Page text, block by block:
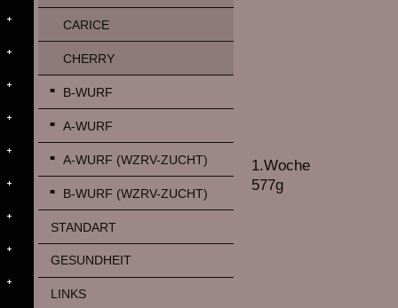
CARICE
CHERRY
B-WURF
A-WURF
A-WURF (WZRV-ZUCHT)
B-WURF (WZRV-ZUCHT)
STANDART
GESUNDHEIT
LINKS
1.Woche
577g